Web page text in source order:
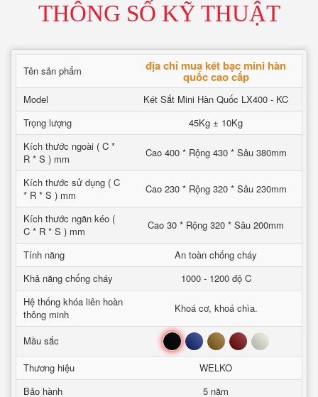
THÔNG SỐ KỸ THUẬT
Tên sản phẩm địa chỉ mua két bạc mini hàn
quốc cao cấp
Model
Két Sắt Mini Hàn Quốc LX400 - KC
Trọng lượng
45Kg ± 10Kg
Kích thước ngoài ( C *
R * S ) mm
Cao 400 * Rộng 430 * Sâu 380mm
Kích thước sử dụng ( C
* R * S ) mm
Cao 230 * Rộng 320 * Sâu 230mm
Kích thước ngăn kéo (
C * R * S ) mm
Cao 30 * Rộng 320 * Sâu 200mm
Tính năng
An toàn chống cháy
Khả năng chống cháy
1000 - 1200 độ C
Hệ thống khóa liên hoàn
thông minh
Khoá cơ, khoá chìa.
Mầu sắc Đen Xanh Nâu Đỏ Trắng
Thương hiệu
WELKO
Bảo hành
5 năm